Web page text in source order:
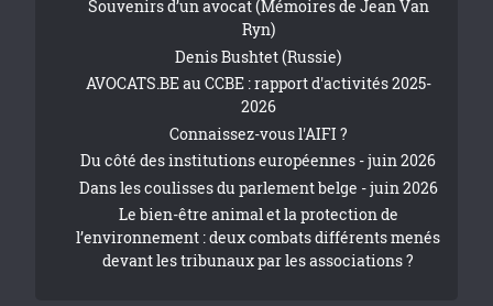
Souvenirs d’un avocat (Mémoires de Jean Van
Ryn)
Denis Bushtet (Russie)
AVOCATS.BE au CCBE : rapport d'activités 2025-
2026
Connaissez-vous l'AIFI ?
Du côté des institutions européennes - juin 2026
Dans les coulisses du parlement belge - juin 2026
Le bien-être animal et la protection de
l’environnement : deux combats différents menés
devant les tribunaux par les associations ?